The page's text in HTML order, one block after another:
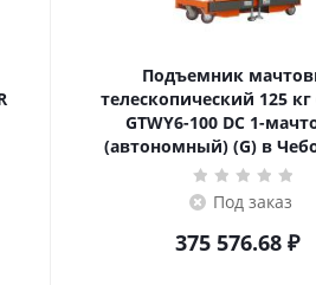
Подъемник
телескопический 125 кг 6 м TOR
GTWY6-100 DC 1-
(автономный) (G) в
Под заказ
375 576.68₽